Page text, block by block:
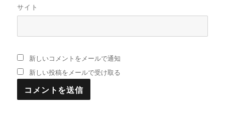
サイト
新しいコメントをメールで通知
新しい投稿をメールで受け取る